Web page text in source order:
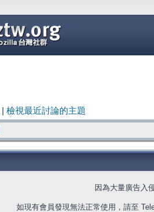
檢視最近討論的主題
因為大量廣告入
如現有會員發現無法正常使用，請至